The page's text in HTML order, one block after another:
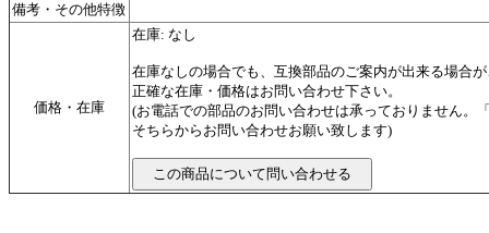
備考・その他特徴
価格・在庫
在庫: なし
在庫なしの場合でも、互換部品のご案内が出来る場合
正確な在庫・価格はお問い合わせ下さい。
(お電話での部品のお問い合わせは承っておりません。
そちらからお問い合わせお願い致します)